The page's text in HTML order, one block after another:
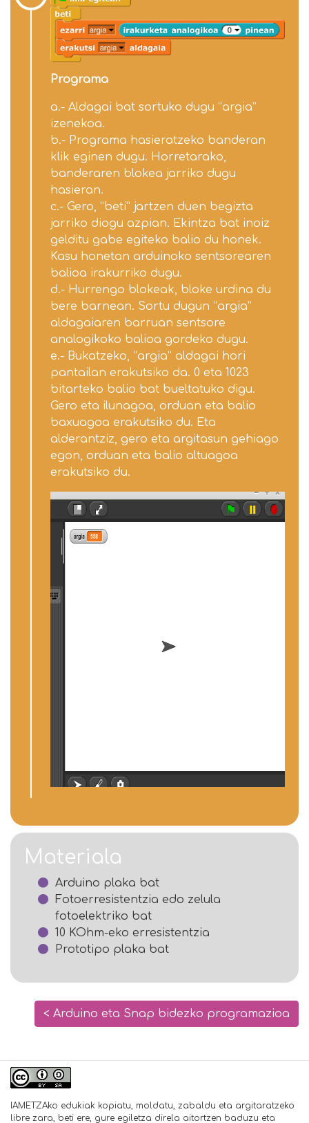
Programa
a.- Aldagai bat sortuko dugu “argia”
izenekoa.
b.- Programa hasieratzeko banderan
klik eginen dugu. Horretarako,
banderaren blokea jarriko dugu
hasieran.
c.- Gero, “beti” jartzen duen begizta
jarriko diogu azpian. Ekintza bat inoiz
gelditu gabe egiteko balio du honek.
Kasu honetan arduinoko sentsorearen
balioa irakurriko dugu.
d.- Hurrengo blokeak, bloke urdina du
bere barnean. Sortu dugun “argia”
aldagaiaren barruan sentsore
analogikoko balioa gordeko dugu.
e.- Bukatzeko, “argia” aldagai hori
pantailan erakutsiko da. 0 eta 1023
bitarteko balio bat bueltatuko digu.
Gero eta ilunagoa, orduan eta balio
baxuagoa erakutsiko du. Eta
alderantziz, gero eta argitasun gehiago
egon, orduan eta balio altuagoa
erakutsiko du.
Materiala
Arduino plaka bat
Fotoerresistentzia edo zelula
fotoelektriko bat
10 KOhm-eko erresistentzia
Prototipo plaka bat
< Arduino eta Snap bidezko programazioa
IAMETZAko edukiak kopiatu, moldatu, zabaldu eta argitaratzeko
libre zara, beti ere, gure egiletza direla aitortzen baduzu eta